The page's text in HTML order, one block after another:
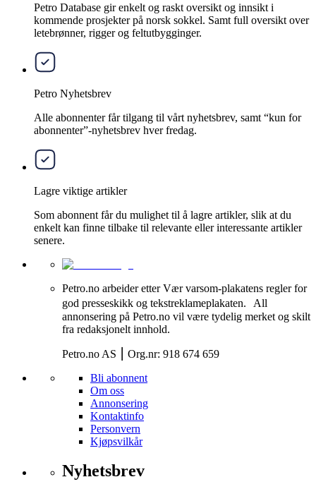
Petro Database gir enkelt og raskt oversikt og innsikt i
kommende prosjekter på norsk sokkel. Samt full oversikt over
letebrønner, rigger og feltutbygginger.
Petro Nyhetsbrev
Alle abonnenter får tilgang til vårt nyhetsbrev, samt “kun for
abonnenter”-nyhetsbrev hver fredag.
Lagre viktige artikler
Som abonnent får du mulighet til å lagre artikler, slik at du
enkelt kan finne tilbake til relevante eller interessante artikler
senere.
Petro.no arbeider etter Vær varsom-plakatens regler for
god presseskikk og tekstreklameplakaten. All
annonsering på Petro.no vil være tydelig merket og skilt
fra redaksjonelt innhold.
Petro.no AS ⎮ Org.nr: 918 674 659
Bli abonnent
Om oss
Annonsering
Kontaktinfo
Personvern
Kjøpsvilkår
Nyhetsbrev